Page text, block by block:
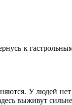
к
У людей
выживут